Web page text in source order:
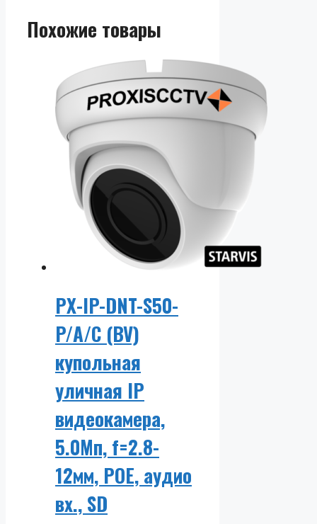
Похожие товары
PX-IP-DNT-S50-
P/A/C (BV)
купольная
уличная IP
видеокамера,
5.0Мп, f=2.8-
12мм, POE, аудио
вх., SD